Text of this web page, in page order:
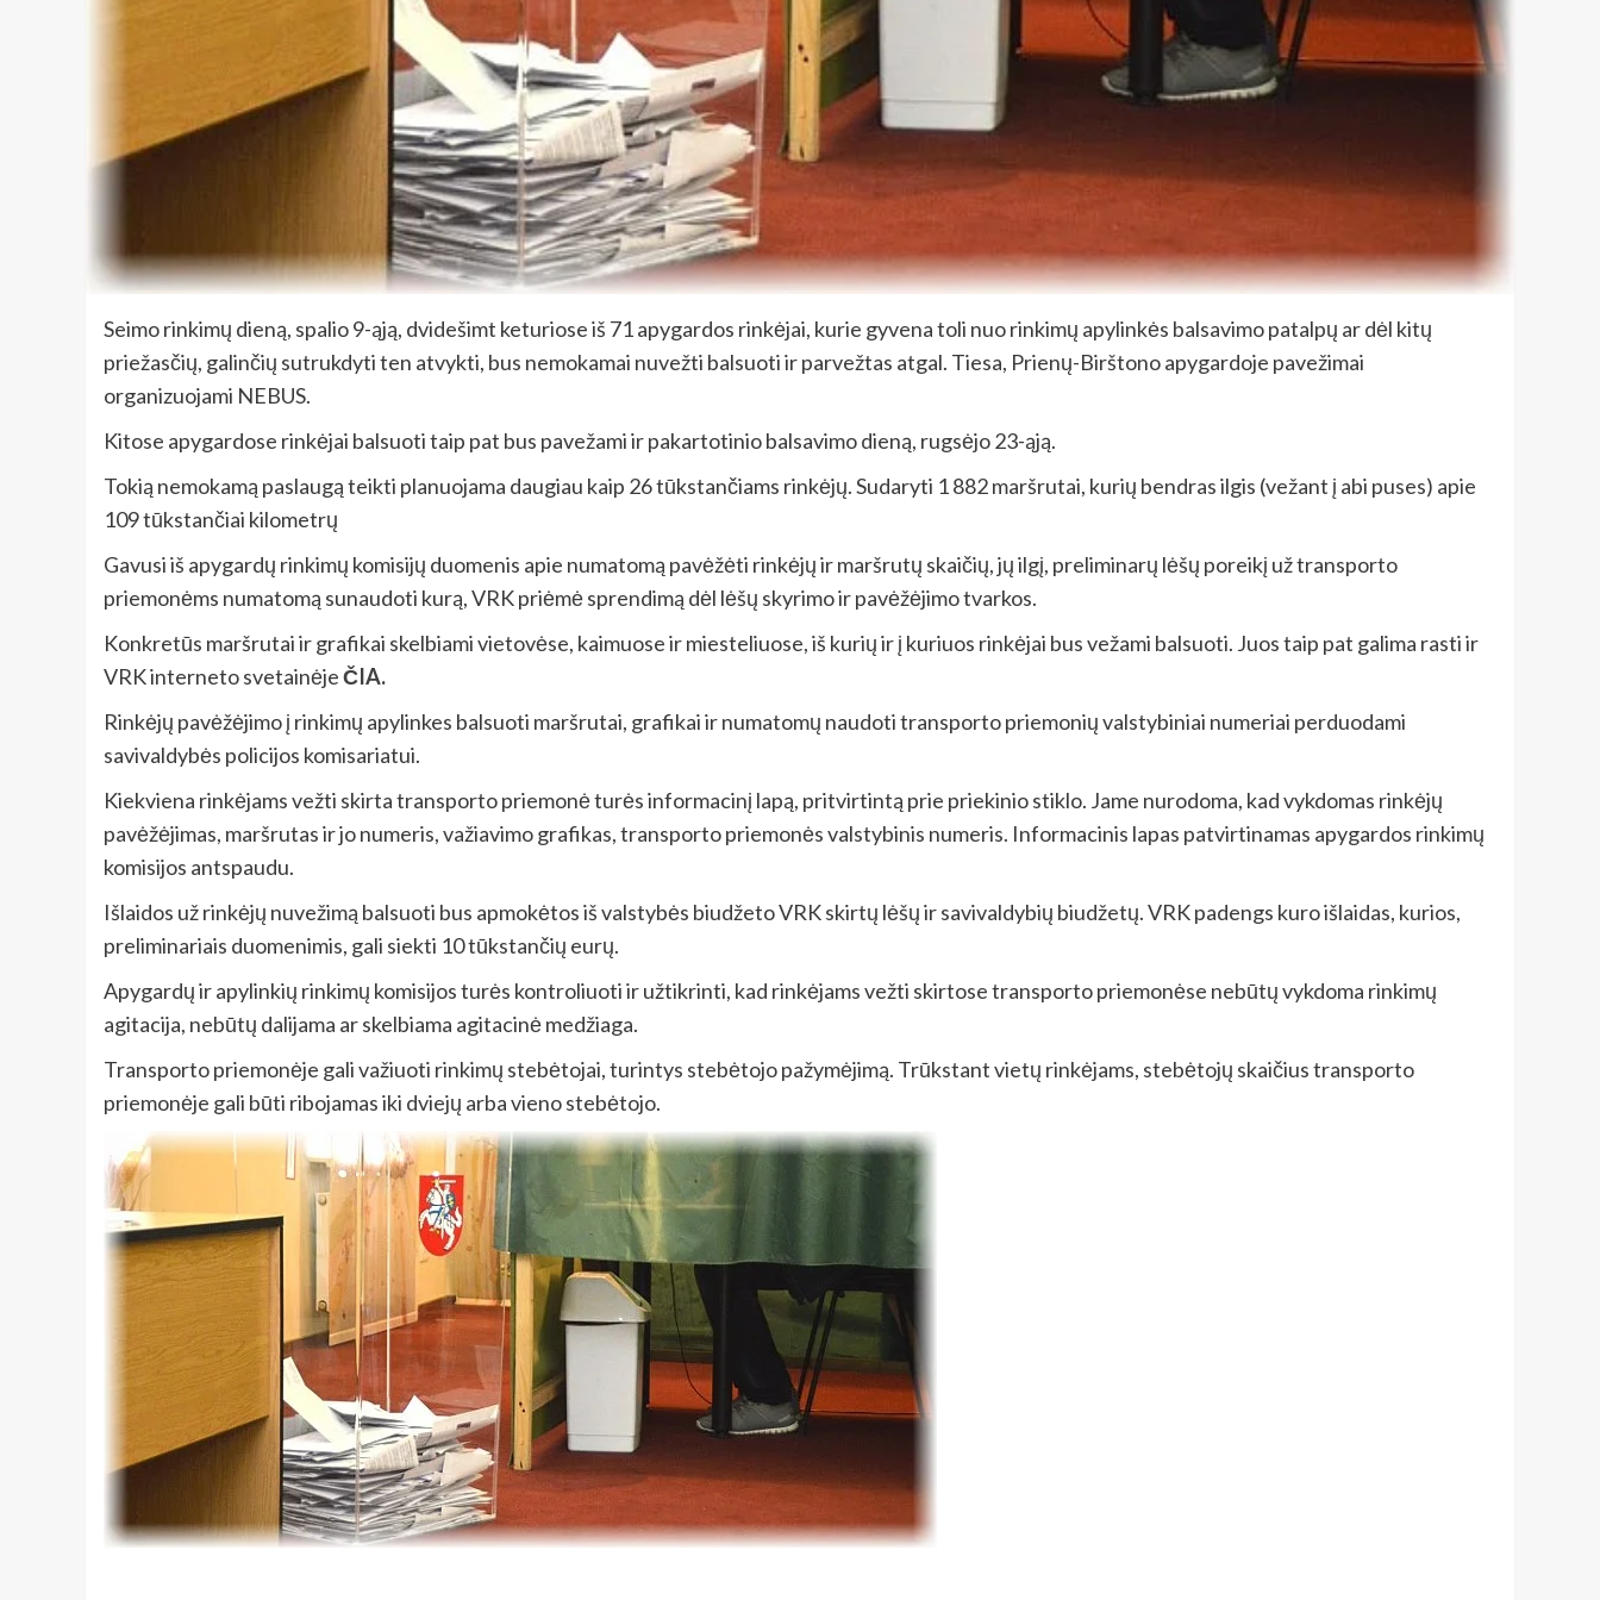
Seimo rinkimų dieną, spalio 9-ąją, dvidešimt keturiose iš 71 apygardos rinkėjai, kurie gyvena toli nuo rinkimų apylinkės balsavimo patalpų ar dėl kitų
priežasčių, galinčių sutrukdyti ten atvykti, bus nemokamai nuvežti balsuoti ir parvežtas atgal. Tiesa, Prienų-Birštono apygardoje pavežimai
organizuojami NEBUS.
Kitose apygardose rinkėjai balsuoti taip pat bus pavežami ir pakartotinio balsavimo dieną, rugsėjo 23-ąją.
Tokią nemokamą paslaugą teikti planuojama daugiau kaip 26 tūkstančiams rinkėjų. Sudaryti 1 882 maršrutai, kurių bendras ilgis (vežant į abi puses) apie
109 tūkstančiai kilometrų
Gavusi iš apygardų rinkimų komisijų duomenis apie numatomą pavėžėti rinkėjų ir maršrutų skaičių, jų ilgį, preliminarų lėšų poreikį už transporto
priemonėms numatomą sunaudoti kurą, VRK priėmė sprendimą dėl lėšų skyrimo ir pavėžėjimo tvarkos.
Konkretūs maršrutai ir grafikai skelbiami vietovėse, kaimuose ir miesteliuose, iš kurių ir į kuriuos rinkėjai bus vežami balsuoti. Juos taip pat galima rasti ir
VRK interneto svetainėjeČIA.
Rinkėjų pavėžėjimo į rinkimų apylinkes balsuoti maršrutai, grafikai ir numatomų naudoti transporto priemonių valstybiniai numeriai perduodami
savivaldybės policijos komisariatui.
Kiekviena rinkėjams vežti skirta transporto priemonė turės informacinį lapą, pritvirtintą prie priekinio stiklo. Jame nurodoma, kad vykdomas rinkėjų
pavėžėjimas, maršrutas ir jo numeris, važiavimo grafikas, transporto priemonės valstybinis numeris. Informacinis lapas patvirtinamas apygardos rinkimų
komisijos antspaudu.
Išlaidos už rinkėjų nuvežimą balsuoti bus apmokėtos iš valstybės biudžeto VRK skirtų lėšų ir savivaldybių biudžetų. VRK padengs kuro išlaidas, kurios,
preliminariais duomenimis, gali siekti 10 tūkstančių eurų.
Apygardų ir apylinkių rinkimų komisijos turės kontroliuoti ir užtikrinti, kad rinkėjams vežti skirtose transporto priemonėse nebūtų vykdoma rinkimų
agitacija, nebūtų dalijama ar skelbiama agitacinė medžiaga.
Transporto priemonėje gali važiuoti rinkimų stebėtojai, turintys stebėtojo pažymėjimą. Trūkstant vietų rinkėjams, stebėtojų skaičius transporto
priemonėje gali būti ribojamas iki dviejų arba vieno stebėtojo.